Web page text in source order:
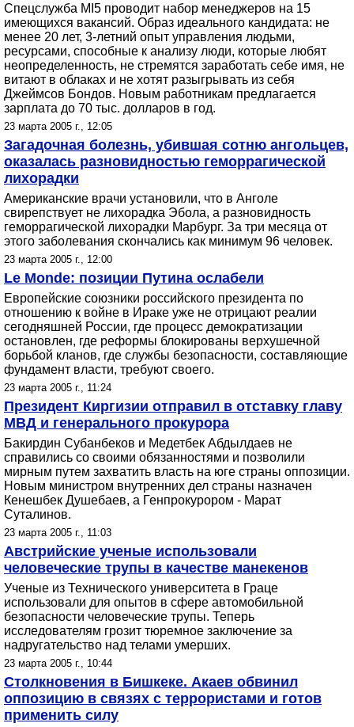
Спецслужба MI5 проводит набор менеджеров на 15
имеющихся вакансий. Образ идеального кандидата: не
менее 20 лет, 3-летний опыт управления людьми,
ресурсами, способные к анализу люди, которые любят
неопределенность, не стремятся заработать себе имя, не
витают в облаках и не хотят разыгрывать из себя
Джеймсов Бондов. Новым работникам предлагается
зарплата до 70 тыс. долларов в год.
23 марта 2005 г., 12:05
Загадочная болезнь, убившая сотню ангольцев,
оказалась разновидностью геморрагической
лихорадки
Американские врачи установили, что в Анголе
свирепствует не лихорадка Эбола, а разновидность
геморрагической лихорадки Марбург. За три месяца от
этого заболевания скончались как минимум 96 человек.
23 марта 2005 г., 12:00
Le Monde: позиции Путина ослабели
Европейские союзники российского президента по
отношению к войне в Ираке уже не отрицают реалии
сегодняшней России, где процесс демократизации
остановлен, где реформы блокированы верхушечной
борьбой кланов, где службы безопасности, составляющие
фундамент власти, требуют своего.
23 марта 2005 г., 11:24
Президент Киргизии отправил в отставку главу
МВД и генерального прокурора
Бакирдин Субанбеков и Медетбек Абдылдаев не
справились со своими обязанностями и позволили
мирным путем захватить власть на юге страны оппозиции.
Новым министром внутренних дел страны назначен
Кенешбек Душебаев, а Генпрокурором - Марат
Суталинов.
23 марта 2005 г., 11:03
Австрийские ученые использовали
человеческие трупы в качестве манекенов
Ученые из Технического университета в Граце
использовали для опытов в сфере автомобильной
безопасности человеческие трупы. Теперь
исследователям грозит тюремное заключение за
надругательство над телами умерших.
23 марта 2005 г., 10:44
Столкновения в Бишкеке. Акаев обвинил
оппозицию в связях с террористами и готов
применить силу